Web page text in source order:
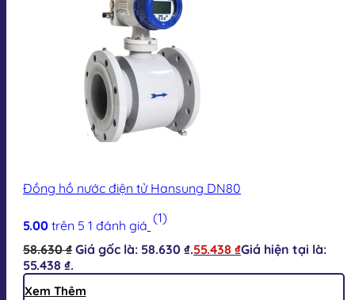
Đồng hồ nước điện tử Hansung DN80
5.00 trên 5 1 đánh giá (1)
58.630₫ Giá gốc là: 58.630 ₫.55.438 ₫Giá hiện tại là:
55.438 ₫.
Xem Thêm